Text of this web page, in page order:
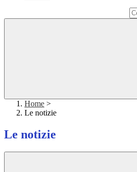
Home >
Le notizie
Le notizie